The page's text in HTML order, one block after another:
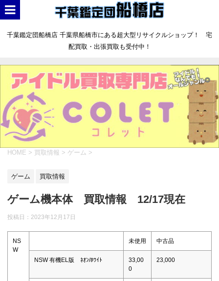
千葉鑑定団船橋店 千葉県船橋市にある超大型リサイクルショップ！ 宅
配買取・出張買取も受付中！
HOME > 買取情報 > ゲーム >
ゲーム 買取情報
ゲーム機本体 買取情報 12/17現在
投稿日： 2023年12月17日
NS
W
未使用 中古品
NSW 有機EL版 ﾈｵﾝ/ﾎﾜｲﾄ
33,00
0
23,000